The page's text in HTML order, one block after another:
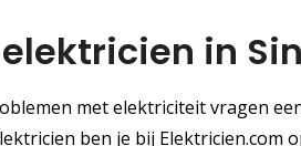
in
met elektriciteit vragen
ben je bij Elektricien.com